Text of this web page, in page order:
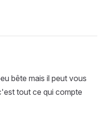
bête mais il peut vous
tout ce qui compte